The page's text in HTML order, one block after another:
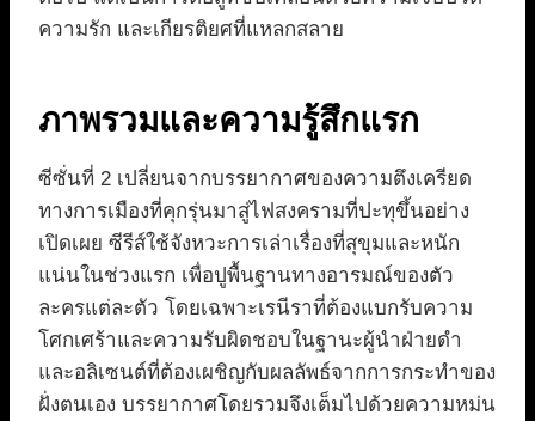
ความรัก และเกียรติยศที่แหลกสลาย
ภาพรวมและความรู้สึกแรก
ซีซั่นที่ 2 เปลี่ยนจากบรรยากาศของความตึงเครียด
ทางการเมืองที่คุกรุ่นมาสู่ไฟสงครามที่ปะทุขึ้นอย่าง
เปิดเผย ซีรีส์ใช้จังหวะการเล่าเรื่องที่สุขุมและหนัก
แน่นในช่วงแรก เพื่อปูพื้นฐานทางอารมณ์ของตัว
ละครแต่ละตัว โดยเฉพาะเรนีราที่ต้องแบกรับความ
โศกเศร้าและความรับผิดชอบในฐานะผู้นำฝ่ายดำ
และอลิเซนต์ที่ต้องเผชิญกับผลลัพธ์จากการกระทำของ
ฝั่งตนเอง บรรยากาศโดยรวมจึงเต็มไปด้วยความหม่น